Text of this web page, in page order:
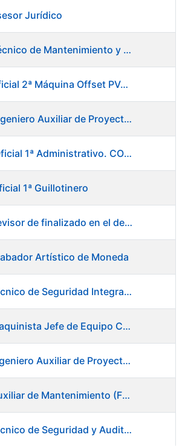
Jurídico
OE 07/22 - Técnico de Mantenimiento y Aplicaciones Industriales
OE 01/22 - Oficial 2ª Máquina Offset PVC+2 colores
OE 06/22 - Ingeniero Auxiliar de Proyectos
INF 03/22 - Oficial 1ª Administrativo. CONSOLIDACIÓN EMPLEO TEMPORAL LARGA DURACIÓN
1ª Guillotinero
OE 03/21 - Revisor de finalizado en el departamento Fábrica de Papel - Burgos
Artístico de Moneda
OE 13/21 - Técnico de Seguridad Integral (Centro de Trabajo de Burgos)
OE 04/21 - Maquinista Jefe de Equipo Corte y Enfajado
OE 15/22 - Ingeniero Auxiliar de Proyectos - DIT
OE 09/21 - Auxiliar de Mantenimiento (Fábrica de Papel)
OE 13/19 - Técnico de Seguridad y Auditoría Informática. Dirección de Sistemas de Información